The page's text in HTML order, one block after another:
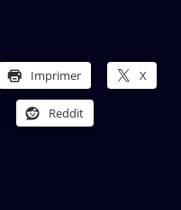
Imprimer X
Reddit